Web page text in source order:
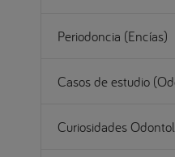
Periodoncia (Encías)
Casos de estudio
Curiosidades